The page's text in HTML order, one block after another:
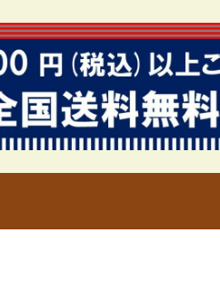
只今、カートに商品はございません。